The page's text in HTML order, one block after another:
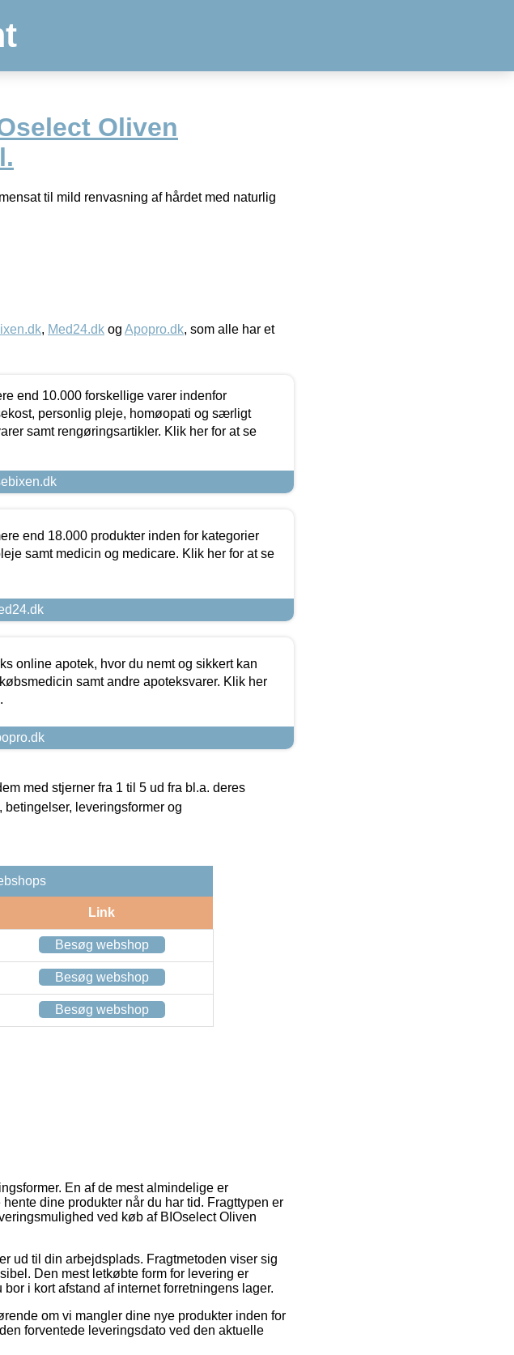
Oliven
til mild renvasning af hårdet med naturlig
, Med24.dk og Apopro.dk, som alle har et
end 10.000 forskellige varer indenfor
personlig pleje, homøopati og særligt
samt rengøringsartikler. Klik her for at se
end 18.000 produkter inden for kategorier
samt medicin og medicare. Klik her for at se
online apotek, hvor du nemt og sikkert kan
samt andre apoteksvarer. Klik her
med stjerner fra 1 til 5 ud fra bl.a. deres
leveringsformer og
Link
Besøg webshop
Besøg webshop
Besøg webshop
En af de mest almindelige er
dine produkter når du har tid. Fragttypen er
ved køb af BIOselect Oliven
ud til din arbejdsplads. Fragtmetoden viser sig
Den mest letkøbte form for levering er
i kort afstand af internet forretningens lager.
om vi mangler dine nye produkter inden for
forventede leveringsdato ved den aktuelle